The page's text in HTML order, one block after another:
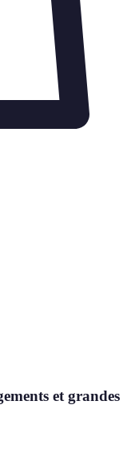
et grandes